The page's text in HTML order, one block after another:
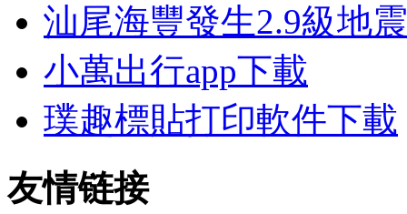
汕尾海豐發生2.9級地
小萬出行app下載
璞趣標貼打印軟件下載
友情链接